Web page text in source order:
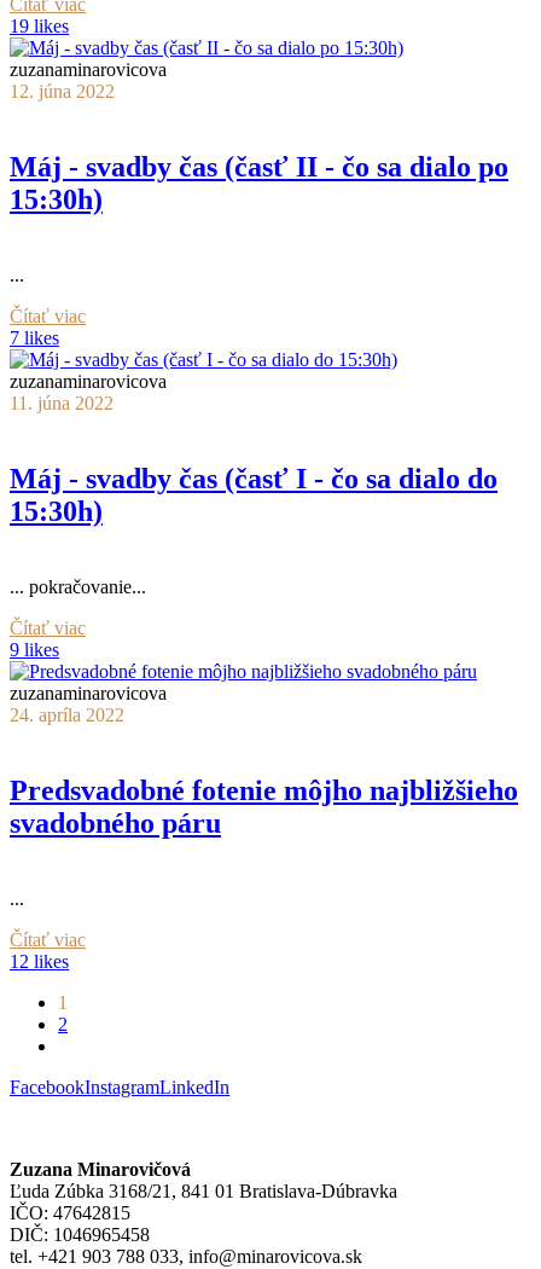
19 likes
zuzanaminarovicova
12. júna 2022
Máj - svadby čas (časť II - čo sa dialo po
15:30h)
...
Čítať viac
7 likes
zuzanaminarovicova
11. júna 2022
Máj - svadby čas (časť I - čo sa dialo do
15:30h)
... pokračovanie...
Čítať viac
9 likes
zuzanaminarovicova
24. apríla 2022
Predsvadobné fotenie môjho najbližšieho
svadobného páru
...
Čítať viac
12 likes
1
2
FacebookInstagramLinkedIn
Zuzana Minarovičová
Ľuda Zúbka 3168/21, 841 01 Bratislava-Dúbravka
IČO: 47642815
DIČ: 1046965458
tel. +421 903 788 033, info@minarovicova.sk